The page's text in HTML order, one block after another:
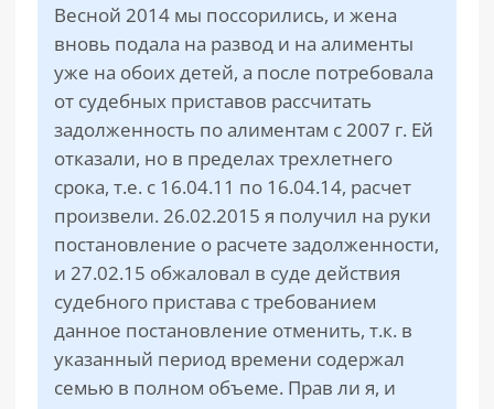
Весной 2014 мы поссорились, и жена
вновь подала на развод и на алименты
уже на обоих детей, а после потребовала
от судебных приставов рассчитать
задолженность по алиментам с 2007 г. Ей
отказали, но в пределах трехлетнего
срока, т.е. с 16.04.11 по 16.04.14, расчет
произвели. 26.02.2015 я получил на руки
постановление о расчете задолженности,
и 27.02.15 обжаловал в суде действия
судебного пристава с требованием
данное постановление отменить, т.к. в
указанный период времени содержал
семью в полном объеме. Прав ли я, и